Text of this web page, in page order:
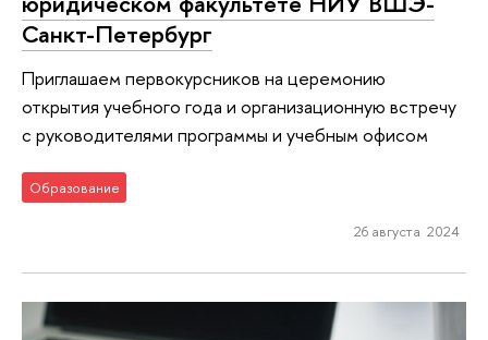
Санкт-Петербург
Приглашаем первокурсников на церемонию
открытия учебного года и организационную встречу
с руководителями программы и учебным офисом
Образование
26 августа 2024